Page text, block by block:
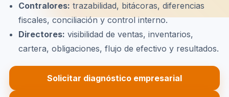
Contralores: trazabilidad, bitácoras, diferencias
fiscales, conciliación y control interno.
Directores: visibilidad de ventas, inventarios,
cartera, obligaciones, flujo de efectivo y resultados.
Solicitar diagnóstico empresarial